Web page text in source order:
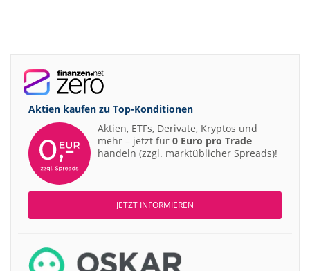
Aktien kaufen zu Top-Konditionen
Aktien, ETFs, Derivate, Kryptos und
mehr – jetzt für 0 Euro pro Trade
handeln (zzgl. marktüblicher Spreads)!
JETZT INFORMIEREN